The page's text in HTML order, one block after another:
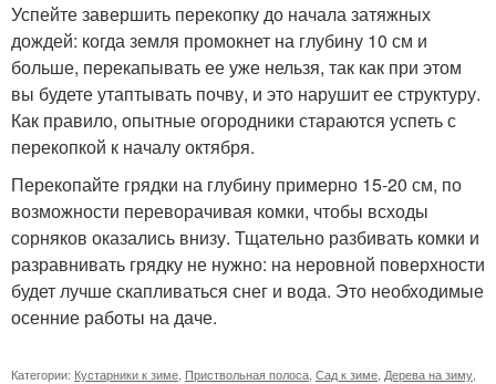
Успейте завершить перекопку до начала затяжных
дождей: когда земля промокнет на глубину 10 см и
больше, перекапывать ее уже нельзя, так как при этом
вы будете утаптывать почву, и это нарушит ее структуру.
Как правило, опытные огородники стараются успеть с
перекопкой к началу октября.
Перекопайте грядки на глубину примерно 15-20 см, по
возможности переворачивая комки, чтобы всходы
сорняков оказались внизу. Тщательно разбивать комки и
разравнивать грядку не нужно: на неровной поверхности
будет лучше скапливаться снег и вода. Это необходимые
осенние работы на даче.
Категории: Кустарники к зиме Приствольная полоса Сад к зиме Дерева на зиму